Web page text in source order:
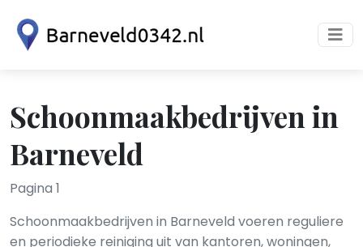
Schoonmaakbedrijven in
Barneveld
Pagina 1
Schoonmaakbedrijven in Barneveld voeren reguliere
en periodieke reiniging uit van kantoren, woningen,